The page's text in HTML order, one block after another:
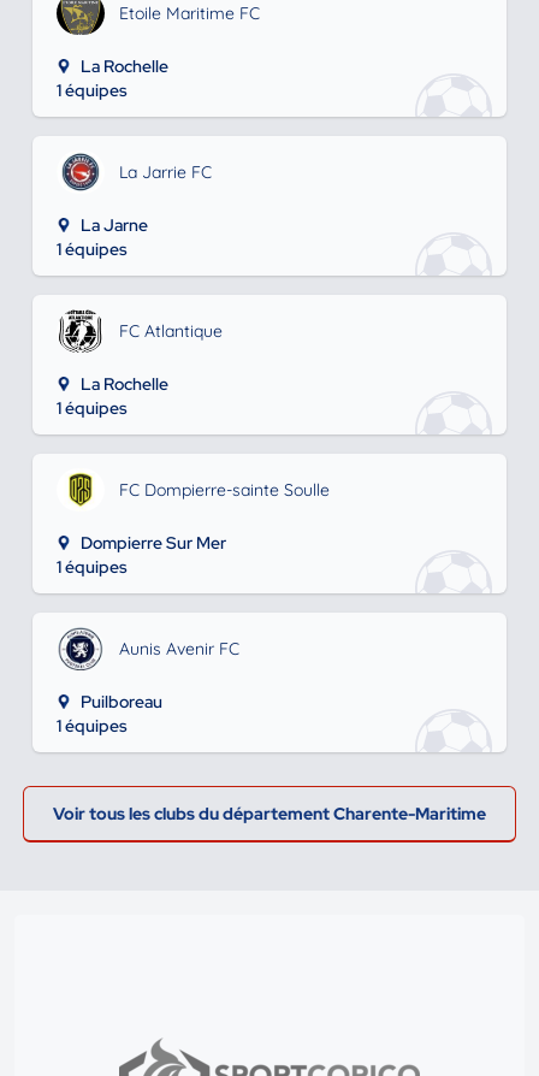
Etoile Maritime FC
La Rochelle
1 équipes
La Jarrie FC
La Jarne
1 équipes
FC Atlantique
La Rochelle
1 équipes
FC Dompierre-sainte Soulle
Dompierre Sur Mer
1 équipes
Aunis Avenir FC
Puilboreau
1 équipes
Voir tous les clubs du département Charente-Maritime